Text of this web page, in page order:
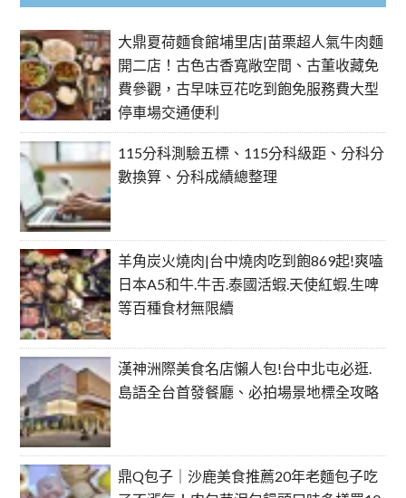
大鼎夏荷麵食館埔里店|苗栗超人氣牛肉麵
開二店！古色古香寬敞空間、古董收藏免
費參觀，古早味豆花吃到飽免服務費大型
停車場交通便利
115分科測驗五標、115分科級距、分科分
數換算、分科成績總整理
羊角炭火燒肉|台中燒肉吃到飽869起!爽嗑
日本A5和牛.牛舌.泰國活蝦.天使紅蝦.生啤
等百種食材無限續
漢神洲際美食名店懶人包!台中北屯必逛.
島語全台首發餐廳、必拍場景地標全攻略
鼎Q包子｜沙鹿美食推薦20年老麵包子吃